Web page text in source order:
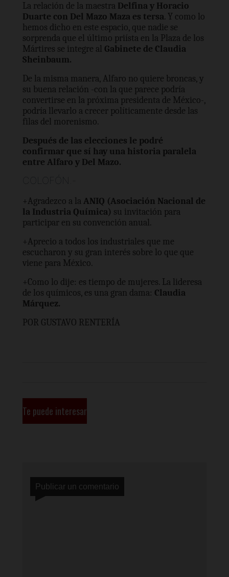
La relación de la maestra Delfina y Horacio
Duarte con Del Mazo Maza es tersa. Y como lo
hemos dicho en este espacio, que nadie se
sorprenda que el último priísta en la Plaza de los
Mártires se integre al Gabinete de Claudia
Sheinbaum.
De la misma manera, Alfaro no quiere broncas, y
su buena relación -con la que parece podría
convertirse en la próxima presidenta de México-,
podría llevarlo a crecer políticamente desde las
filas del morenismo.
Después de las elecciones le podré
confirmar que sí hay una historia paralela
entre Alfaro y Del Mazo.
+Agradezco a laANIQ (Asociación Nacional de
la Industria Química) su invitación para
participar en su convención anual.
+Aprecio a todos los industriales que me
escucharon y su gran interés sobre lo que que
viene para México.
+Como lo dije: es tiempo de mujeres. La lideresa
de los químicos, es una gran dama: Claudia
Márquez.
POR GUSTAVO RENTERÍA
Te puede interesar
Publicar un comentario